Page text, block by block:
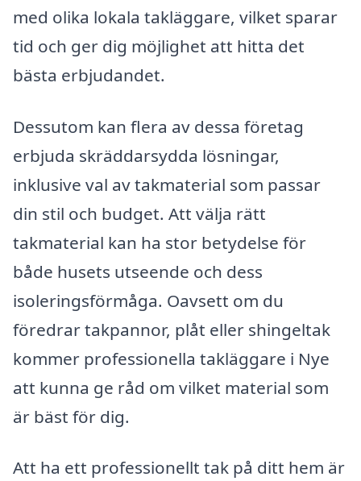
med olika lokala takläggare, vilket sparar
tid och ger dig möjlighet att hitta det
bästa erbjudandet.
Dessutom kan flera av dessa företag
erbjuda skräddarsydda lösningar,
inklusive val av takmaterial som passar
din stil och budget. Att välja rätt
takmaterial kan ha stor betydelse för
både husets utseende och dess
isoleringsförmåga. Oavsett om du
föredrar takpannor, plåt eller shingeltak
kommer professionella takläggare i Nye
att kunna ge råd om vilket material som
är bäst för dig.
Att ha ett professionellt tak på ditt hem är